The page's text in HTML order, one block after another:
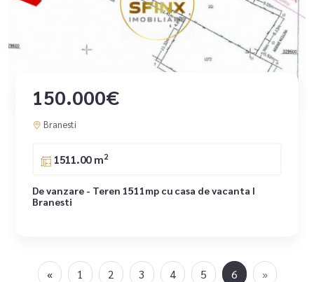
150.000€
Branesti
1511.00 m2
De vanzare - Teren 1511mp cu casa de vacanta I
Branesti
« 1 2 3 4 5 6 »